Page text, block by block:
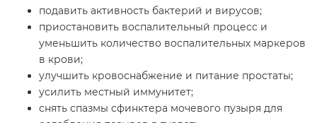
подавить активность бактерий и вирусов;
приостановить воспалительный процесс и
уменьшить количество воспалительных маркеров
в крови;
улучшить кровоснабжение и питание простаты;
усилить местный иммунитет;
снять спазмы сфинктера мочевого пузыря для